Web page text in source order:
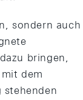
sondern auch
bringen,
dem
stehenden